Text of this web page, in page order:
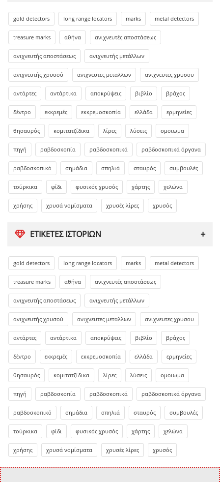
gold detectors long range locators marks metal detectors
treasure marks αθήνα ανιχνευτές αποστάσεως
ανιχνευτής αποστάσεως ανιχνευτής μετάλλων
ανιχνευτής χρυσού ανιχνευτες μεταλλων ανιχνευτες χρυσου
αντάρτες αντάρτικα αποκρύψεις βιβλίο βράχος
δέντρο εκκρεμές εκκρεμοσκοπία ελλάδα ερμηνείες
θησαυρός κομιτατζίδικα λίρες λύσεις ομοιωμα
πηγή ραβδοσκοπία ραβδοσκοπικά ραβδοσκοπικά όργανα
ραβδοσκοπικό σημάδια σπηλιά σταυρός συμβουλές
τούρκικα φίδι φυσικός χρυσός χάρτης χελώνα
χρήσης χρυσά νομίσματα χρυσές λίρες χρυσός
ΕΤΙΚΈΤΕΣ ΙΣΤΟΡΙΏΝ
gold detectors long range locators marks metal detectors
treasure marks αθήνα ανιχνευτές αποστάσεως
ανιχνευτής αποστάσεως ανιχνευτής μετάλλων
ανιχνευτής χρυσού ανιχνευτες μεταλλων ανιχνευτες χρυσου
αντάρτες αντάρτικα αποκρύψεις βιβλίο βράχος
δέντρο εκκρεμές εκκρεμοσκοπία ελλάδα ερμηνείες
θησαυρός κομιτατζίδικα λίρες λύσεις ομοιωμα
πηγή ραβδοσκοπία ραβδοσκοπικά ραβδοσκοπικά όργανα
ραβδοσκοπικό σημάδια σπηλιά σταυρός συμβουλές
τούρκικα φίδι φυσικός χρυσός χάρτης χελώνα
χρήσης χρυσά νομίσματα χρυσές λίρες χρυσός